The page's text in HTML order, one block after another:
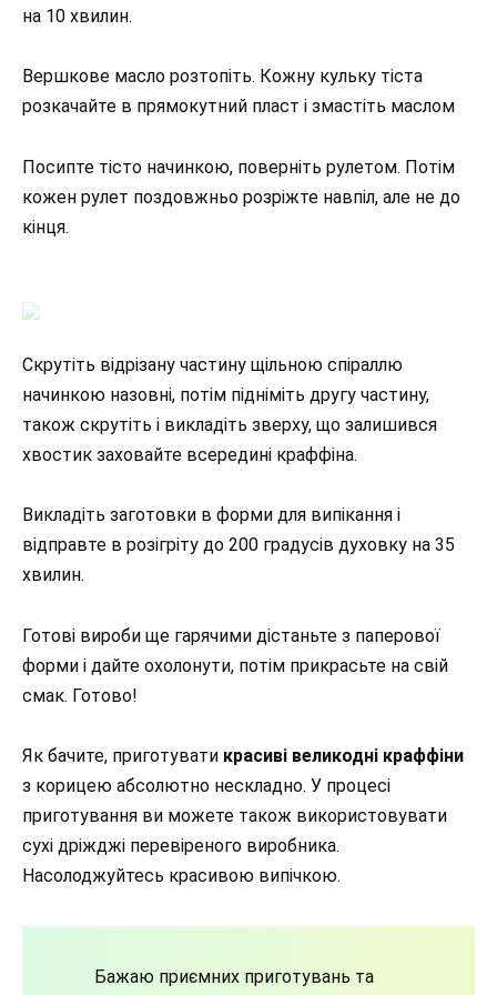
на 10 хвилин.
Вершкове масло розтопіть. Кожну кульку тіста
розкачайте в прямокутний пласт і змастіть маслом
Посипте тісто начинкою, поверніть рулетом. Потім
кожен рулет поздовжньо розріжте навпіл, але не до
кінця.
Скрутіть відрізану частину щільною спіраллю
начинкою назовні, потім підніміть другу частину,
також скрутіть і викладіть зверху, що залишився
хвостик заховайте всередині краффіна.
Викладіть заготовки в форми для випікання і
відправте в розігріту до 200 градусів духовку на 35
хвилин.
Готові вироби ще гарячими дістаньте з паперової
форми і дайте охолонути, потім прикрасьте на свій
смак. Готово!
Як бачите, приготувати красиві великодні краффіни
з корицею абсолютно нескладно. У процесі
приготування ви можете також використовувати
сухі дріжджі перевіреного виробника.
Насолоджуйтесь красивою випічкою.
Бажаю приємних приготувань та